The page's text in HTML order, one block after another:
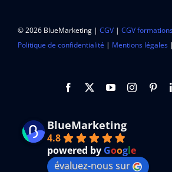
© 2026 BlueMarketing | CGV| CGV
Politique de confidentialité | Mentions légales|
BlueMarketing
4.8
powered by Google
évaluez-nous sur